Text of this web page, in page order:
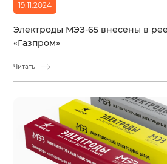
19.11.2024
Электроды МЭЗ-65 внесены в
«Газпром»
Читать